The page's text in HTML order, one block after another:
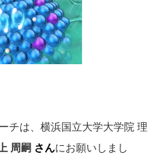
チは、横浜国立大学大学院 理
周嗣 さんにお願いしまし